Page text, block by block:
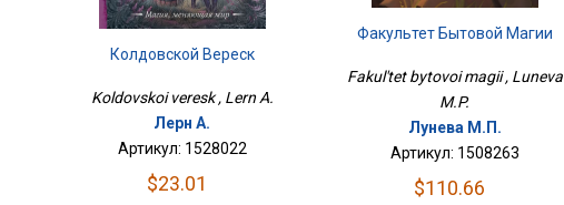
Колдовской Вереск
Koldovskoi veresk , Lern A.
Лерн А.
Артикул: 1528022
$23.01
Факультет Бытовой Магии
Fakul'tet bytovoi magii , Luneva
M.P.
Лунева М.П.
Артикул: 1508263
$110.66